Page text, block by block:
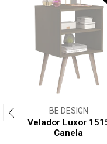
BE DESIGN
Velador Luxor
Canela